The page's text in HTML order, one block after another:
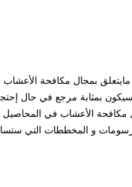
بمجال مكافحة الأعشاب ،
بمثابة مرجع في حال
مكافحة الأعشاب في
و المخططات التي